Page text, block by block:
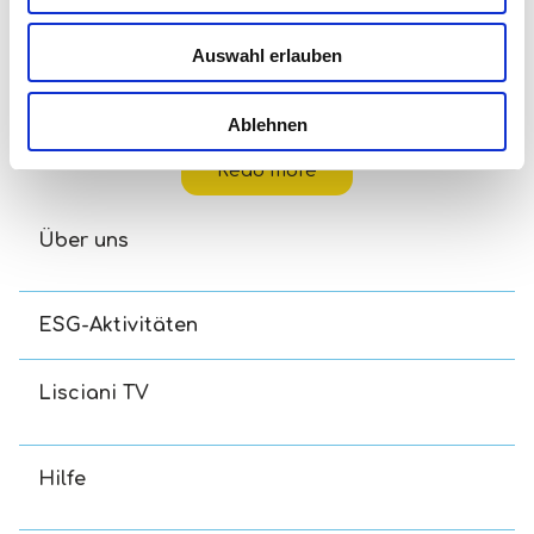
Auswahl erlauben
Ablehnen
Read more
Über uns
ESG-Aktivitäten
Lisciani TV
Hilfe